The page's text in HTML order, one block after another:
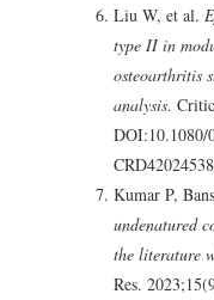
Liu W, et al.
type II in
osteoarthritis
analysis.
DOI:10.1080/
Kumar P,
undenatured
the literature
Res.